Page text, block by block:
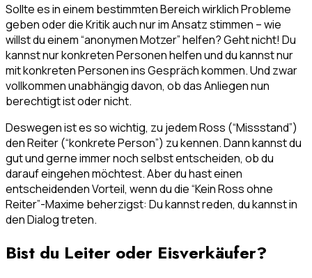
Sollte es in einem bestimmten Bereich wirklich Probleme
geben oder die Kritik auch nur im Ansatz stimmen – wie
willst du einem “anonymen Motzer” helfen? Geht nicht! Du
kannst nur konkreten Personen helfen und du kannst nur
mit konkreten Personen ins Gespräch kommen. Und zwar
vollkommen unabhängig davon, ob das Anliegen nun
berechtigt ist oder nicht.
Deswegen ist es so wichtig, zu jedem Ross (“Missstand”)
den Reiter (“konkrete Person”) zu kennen. Dann kannst du
gut und gerne immer noch selbst entscheiden, ob du
darauf eingehen möchtest. Aber du hast einen
entscheidenden Vorteil, wenn du die “Kein Ross ohne
Reiter”-Maxime beherzigst: Du kannst reden, du kannst in
den Dialog treten.
Bist du Leiter oder Eisverkäufer?